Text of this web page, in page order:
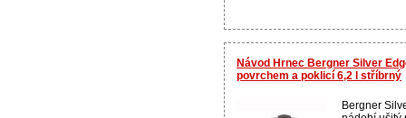
Návod Hrnec Bergner Silver
povrchem a poklicí 6,2 l stříbrný
Bergner